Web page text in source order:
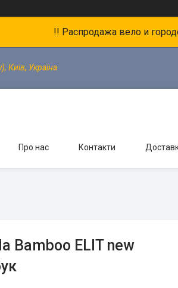
!! Распродажа вело и
Київ, Україна
Про нас Контакти
Bamboo ELIT new